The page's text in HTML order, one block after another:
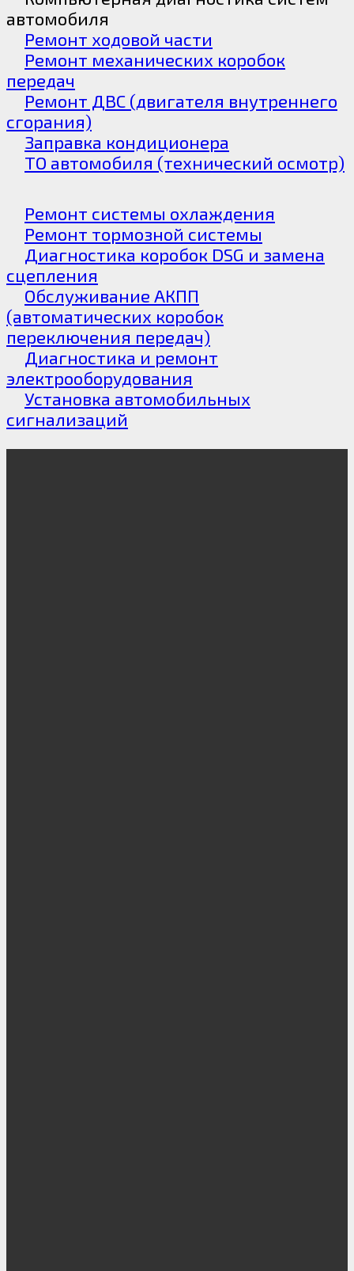
автомобиля
Ремонт ходовой части
Ремонт механических коробок
передач
Ремонт ДВС (двигателя внутреннего
сгорания)
Заправка кондиционера
ТО автомобиля (технический осмотр)
Ремонт системы охлаждения
Ремонт тормозной системы
Диагностика коробок DSG и замена
сцепления
Обслуживание АКПП
(автоматических коробок
переключения передач)
Диагностика и ремонт
электрооборудования
Установка автомобильных
сигнализаций